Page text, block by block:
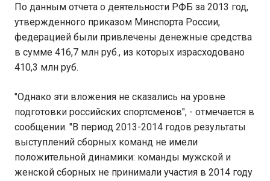
По данным отчета о деятельности РФБ за 2013 год,
утвержденного приказом Минспорта России,
федерацией были привлечены денежные средства
в сумме 416,7 млн руб., из которых израсходовано
410,3 млн руб.
"Однако эти вложения не сказались на уровне
подготовки российских спортсменов", - отмечается в
сообщении. "В период 2013-2014 годов результаты
выступлений сборных команд не имели
положительной динамики: команды мужской и
женской сборных не принимали участия в 2014 году